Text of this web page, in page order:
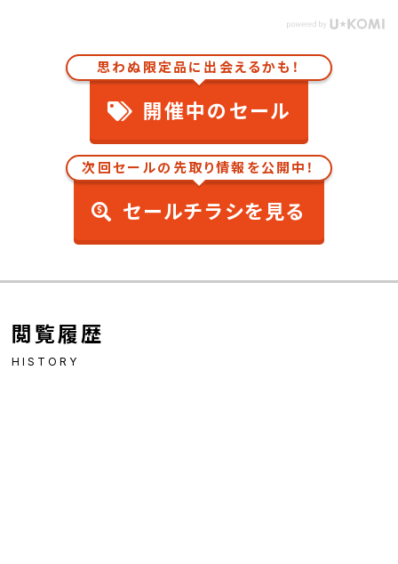
思わぬ限定品に出会えるかも！
開催中のセール
次回セールの先取り情報を公開中！
セールチラシを見る
閲覧履歴
HISTORY